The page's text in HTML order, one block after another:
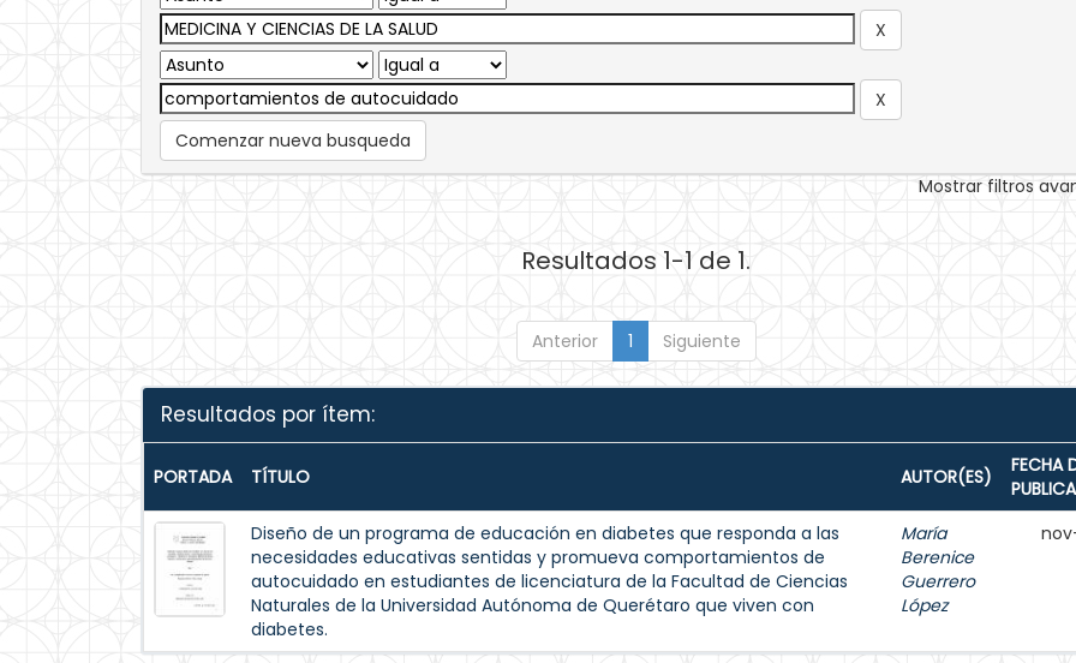
Comenzar nueva busqueda
Mostrar filtros
Resultados 1-1 de 1.
Anterior 1 Siguiente
Resultados por ítem:
PORTADA TÍTULO AUTOR(ES)
FECHA
Diseño de un programa de educación en diabetes que responda a las
necesidades educativas sentidas y promueva comportamientos de
autocuidado en estudiantes de licenciatura de la Facultad de Ciencias
Naturales de la Universidad Autónoma de Querétaro que viven con
diabetes.
María
Berenice
Guerrero
López